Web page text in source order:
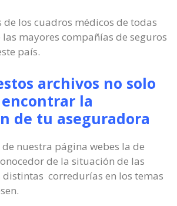
los cuadros médicos de todas
mayores compañías de seguros
país.
archivos no solo
la
de tu aseguradora
nuestra página webes la de
de la situación de las
corredurías en los temas